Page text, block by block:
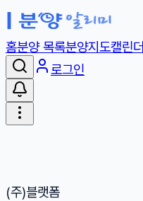
홈분양 목록분양지도캘린더
로그인
(주)블랫폼